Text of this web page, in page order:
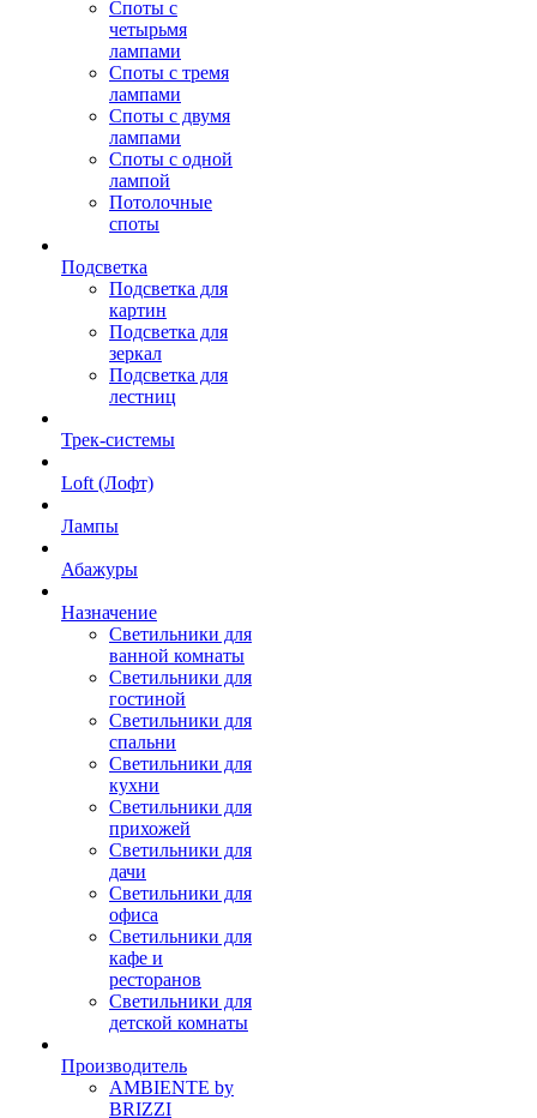
Споты с
четырьмя
лампами
Споты с тремя
лампами
Споты с двумя
лампами
Споты с одной
лампой
Потолочные
споты
Подсветка
Подсветка для
картин
Подсветка для
зеркал
Подсветка для
лестниц
Трек-системы
Loft (Лофт)
Лампы
Абажуры
Назначение
Светильники для
ванной комнаты
Светильники для
гостиной
Светильники для
спальни
Светильники для
кухни
Светильники для
прихожей
Светильники для
дачи
Светильники для
офиса
Светильники для
кафе и
ресторанов
Светильники для
детской комнаты
Производитель
AMBIENTE by
BRIZZI